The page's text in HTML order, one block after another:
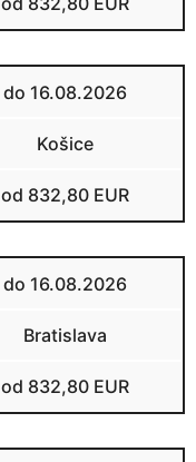
do 16.08.2026
Košice
od 832,80 EUR
do 16.08.2026
Bratislava
od 832,80 EUR